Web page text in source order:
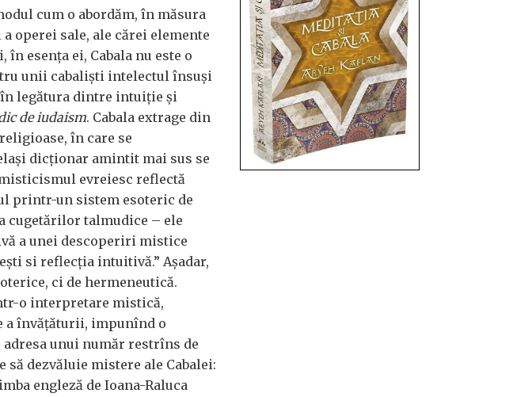
cum o abordăm, în măsura
operei sale, ale cărei elemente
esența ei, Cabala nu este o
unii cabaliști intelectul însuși
legătura dintre intuiție și
de iudaism. Cabala extrage din
în care se
dicționar amintit mai sus se
evreiesc reflectă
printr-un sistem esoteric de
cugetărilor talmudice – ele
a unei descoperiri mistice
si reflecția intuitivă.” Așadar,
ci de hermeneutică.
o interpretare mistică,
învățăturii, impunînd o
unui număr restrîns de
dezvăluie mistere ale Cabalei:
engleză de Ioana-Raluca